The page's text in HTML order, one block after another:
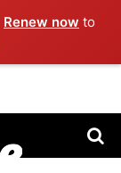
Renew now to